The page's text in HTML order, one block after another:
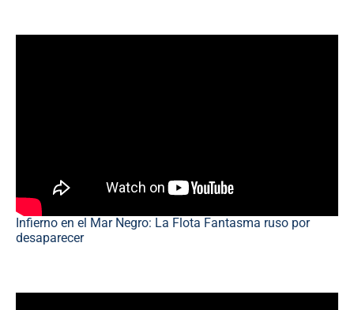
Infierno en el Mar Negro: La Flota Fantasma ruso por
desaparecer